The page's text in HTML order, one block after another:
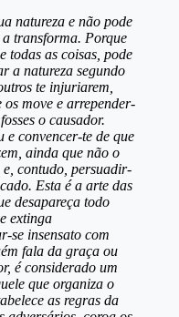
natureza e não pode
transforma. Porque
todas as coisas, pode
a natureza segundo
te injuriarem,
os move e arrepender-
o causador.
e convencer-te de que
ainda que não o
e, contudo, persuadir-
Esta é a arte das
desapareça todo
extinga
se insensato com
fala da graça ou
é considerado um
que organiza o
as regras da